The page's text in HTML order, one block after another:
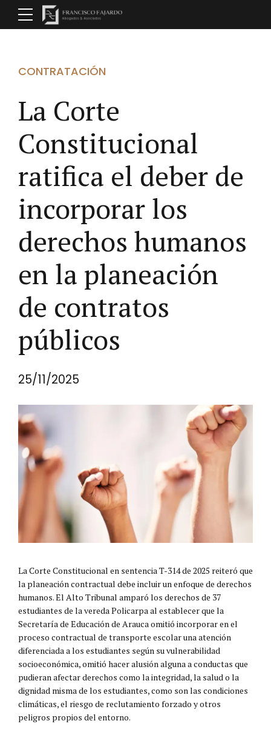
CONTRATACIÓN
La Corte
Constitucional
ratifica el deber de
incorporar los
derechos humanos
en la planeación
de contratos
públicos
25/11/2025
La Corte Constitucional en sentencia T-314 de 2025 reiteró que
la planeación contractual debe incluir un enfoque de derechos
humanos. El Alto Tribunal amparó los derechos de 37
estudiantes de la vereda Policarpa al establecer que la
Secretaría de Educación de Arauca omitió incorporar en el
proceso contractual de transporte escolar una atención
diferenciada a los estudiantes según su vulnerabilidad
socioeconómica, omitió hacer alusión alguna a conductas que
pudieran afectar derechos como la integridad, la salud o la
dignidad misma de los estudiantes, como son las condiciones
climáticas, el riesgo de reclutamiento forzado y otros
peligros propios del entorno.